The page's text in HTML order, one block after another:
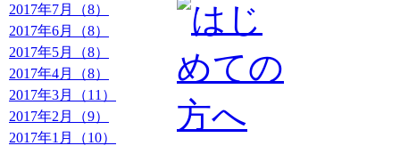
2017年7月（8）
2017年6月（8）
2017年5月（8）
2017年4月（8）
2017年3月（11）
2017年2月（9）
2017年1月（10）